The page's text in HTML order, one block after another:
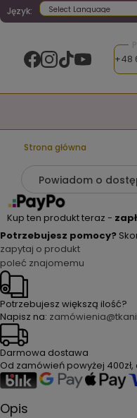
Język:
Powered by
+48
Strona główna
Powiadom o
Kup ten produkt teraz -
Potrzebujesz pomocy?
zapytaj o produkt
poleć znajomemu
Potrzebujesz większą ilość?
Napisz na:
Darmowa dostawa
Od zamówień powyżej 400zł,
Opis